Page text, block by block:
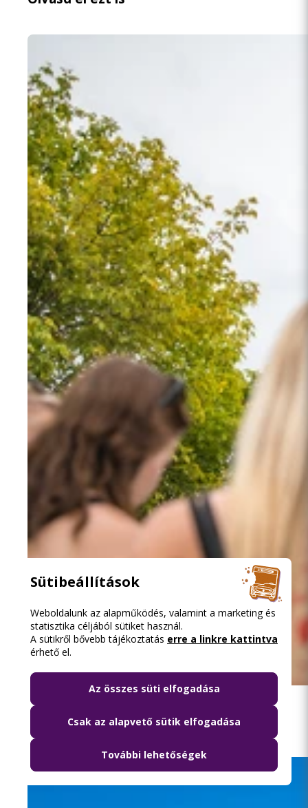
Közösségi közlekedéssel a Szigetre
Sütibeállítások
Weboldalunk az alapműködés, valamint a marketing és
statisztika céljából sütiket használ.
A sütikről bővebb tájékoztatás erre a linkre kattintva
érhető el.
Az összes süti elfogadása
Csak az alapvető sütik elfogadása
További lehetőségek